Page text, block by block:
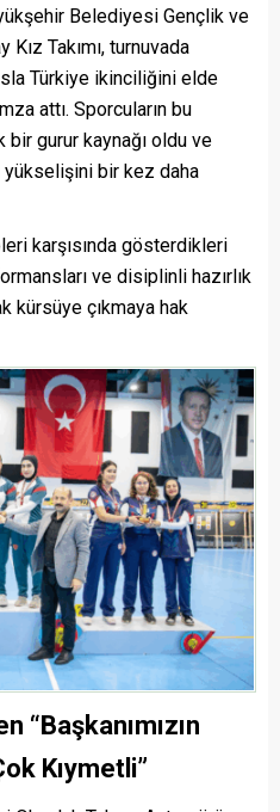
Belediyesi Gençlik ve
Kız Takımı, turnuvada
Türkiye ikinciliğini elde
attı. Sporcuların bu
bir gurur kaynağı oldu ve
yükselişini bir kez daha
karşısında gösterdikleri
ve disiplinli hazırlık
kürsüye çıkmaya hak
“Başkanımızın
Kıymetli”